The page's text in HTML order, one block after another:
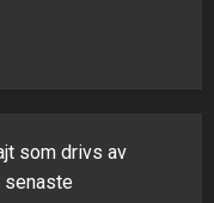
som drivs av
senaste